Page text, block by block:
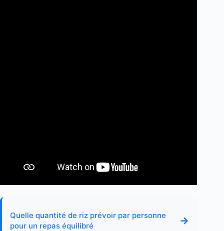
Quelle quantité de riz prévoir par personne
pour un repas équilibré
→